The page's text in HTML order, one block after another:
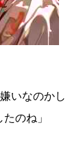
いなのかし
のね」